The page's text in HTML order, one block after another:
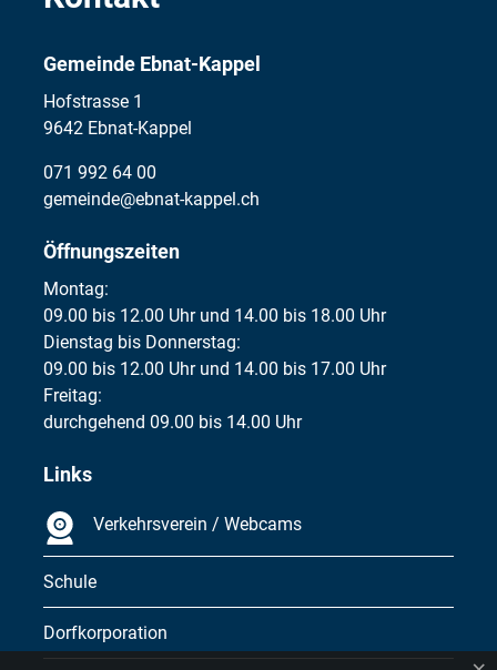
Gemeinde Ebnat-Kappel
Hofstrasse 1
9642 Ebnat-Kappel
071 992 64 00
gemeinde@ebnat-kappel.ch
Öffnungszeiten
Montag:
09.00 bis 12.00 Uhr und 14.00 bis 18.00 Uhr
Dienstag bis Donnerstag:
09.00 bis 12.00 Uhr und 14.00 bis 17.00 Uhr
Freitag:
durchgehend 09.00 bis 14.00 Uhr
Links
Verkehrsverein / Webcams
Schule
Dorfkorporation